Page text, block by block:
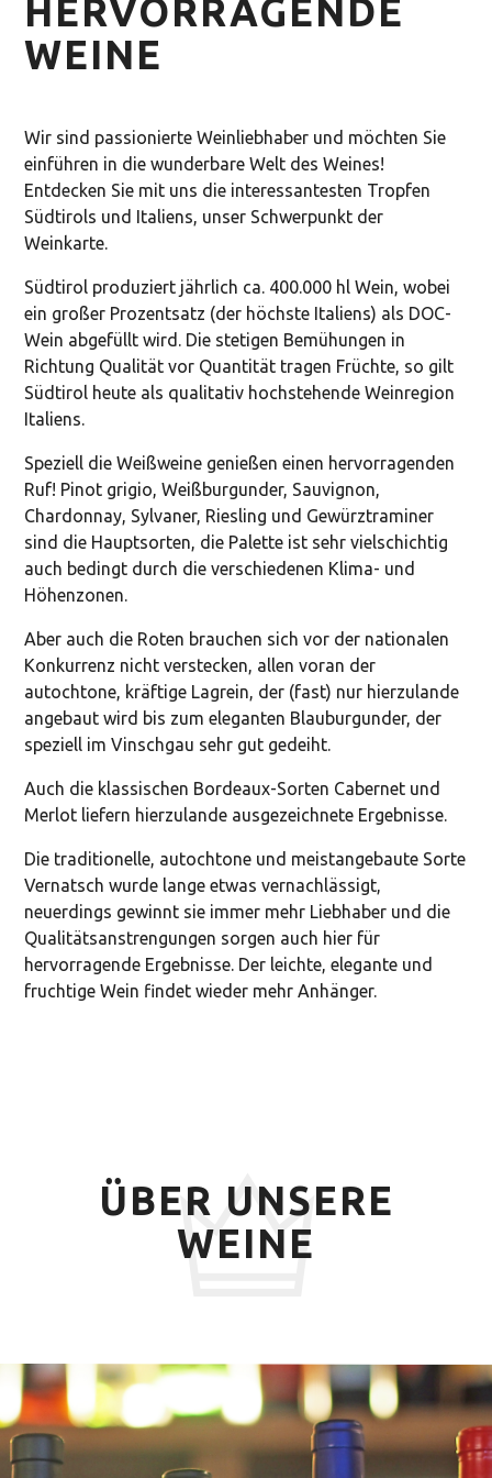
HERVORRAGENDE
WEINE
Wir sind passionierte Weinliebhaber und möchten Sie
einführen in die wunderbare Welt des Weines!
Entdecken Sie mit uns die interessantesten Tropfen
Südtirols und Italiens, unser Schwerpunkt der
Weinkarte.
Südtirol produziert jährlich ca. 400.000 hl Wein, wobei
ein großer Prozentsatz (der höchste Italiens) als DOC-
Wein abgefüllt wird. Die stetigen Bemühungen in
Richtung Qualität vor Quantität tragen Früchte, so gilt
Südtirol heute als qualitativ hochstehende Weinregion
Italiens.
Speziell die Weißweine genießen einen hervorragenden
Ruf! Pinot grigio, Weißburgunder, Sauvignon,
Chardonnay, Sylvaner, Riesling und Gewürztraminer
sind die Hauptsorten, die Palette ist sehr vielschichtig
auch bedingt durch die verschiedenen Klima- und
Höhenzonen.
Aber auch die Roten brauchen sich vor der nationalen
Konkurrenz nicht verstecken, allen voran der
autochtone, kräftige Lagrein, der (fast) nur hierzulande
angebaut wird bis zum eleganten Blauburgunder, der
speziell im Vinschgau sehr gut gedeiht.
Auch die klassischen Bordeaux-Sorten Cabernet und
Merlot liefern hierzulande ausgezeichnete Ergebnisse.
Die traditionelle, autochtone und meistangebaute Sorte
Vernatsch wurde lange etwas vernachlässigt,
neuerdings gewinnt sie immer mehr Liebhaber und die
Qualitätsanstrengungen sorgen auch hier für
hervorragende Ergebnisse. Der leichte, elegante und
fruchtige Wein findet wieder mehr Anhänger.
ÜBER UNSERE
WEINE